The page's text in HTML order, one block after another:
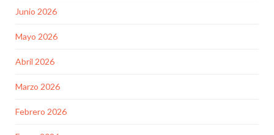
Junio 2026
Mayo 2026
Abril 2026
Marzo 2026
Febrero 2026